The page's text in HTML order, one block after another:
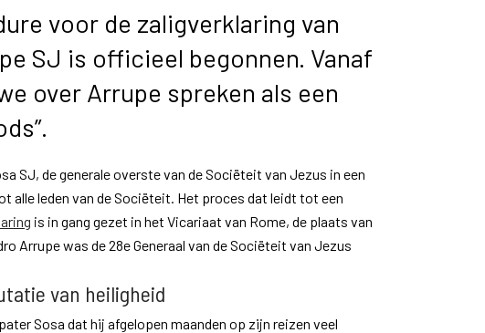
voor de zaligverklaring van
SJ is officieel begonnen. Vanaf
over Arrupe spreken als een
SJ, de generale overste van de Sociëteit van Jezus in een
alle leden van de Sociëteit. Het proces dat leidt tot een
is in gang gezet in het Vicariaat van Rome, de plaats van
Arrupe was de 28e Generaal van de Sociëteit van Jezus
van heiligheid
Sosa dat hij afgelopen maanden op zijn reizen veel